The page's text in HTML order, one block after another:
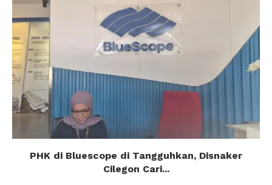
PHK di Bluescope di Tangguhkan, Disnaker
Cilegon Cari...